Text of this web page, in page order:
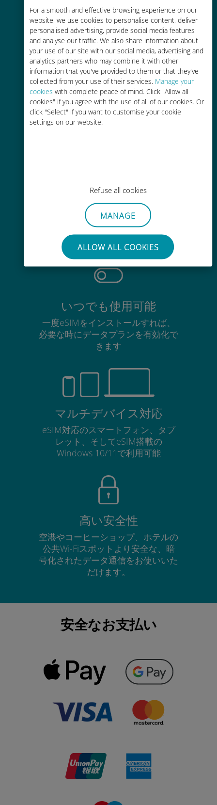
For a smooth and effective browsing experience on our
website, we use cookies to personalise content, deliver
personalised advertising, provide social media features
and analyse our traffic. We also share information about
your use of our site with our social media, advertising and
analytics partners who may combine it with other
information that you've provided to them or that they've
collected from your use of their services. Manage your
cookies with complete peace of mind. Click "Allow all
cookies" if you agree with the use of all of our cookies. Or
click "Select" if you want to customise your cookie
settings on our website.
Refuse all cookies
MANAGE
ALLOW ALL COOKIES
お客様が普段お使いのキャリアでロ
ーミングサービスを使った場合に比
べて最大で90％の節約が可能です。
かんたん追加購入
Wi-Fiやデータ残量がなくても、
手間いらず
使用中のSIMカードを抜き差しする
必要はありません
いつでも使用可能
一度eSIMをインストールすれば、
必要な時にデータプランを有効化で
きます
マルチデバイス対応
eSIM対応のスマートフォン、タブ
レット、そしてeSIM搭載の
Windows 10/11で利用可能
高い安全性
空港やコーヒーショップ、ホテルの
公共Wi-Fiスポットより安全な、暗
号化されたデータ通信をお使いいた
だけます。
安全なお支払い